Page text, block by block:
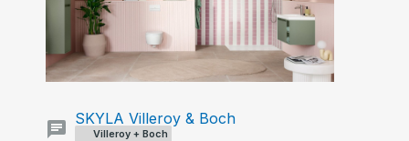
Villeroy + Boch
SKYLA Villeroy & Boch